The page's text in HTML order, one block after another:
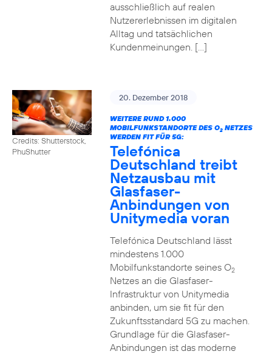
ausschließlich auf realen
Nutzererlebnissen im digitalen
Alltag und tatsächlichen
Kundenmeinungen. […]
Credits: Shutterstock,
PhuShutter
20. Dezember 2018
WEITERE RUND 1.000
MOBILFUNKSTANDORTE DES O2NETZES
WERDEN FIT FÜR 5G:
Telefónica
Deutschland treibt
Netzausbau mit
Glasfaser-
Anbindungen von
Unitymedia voran
Telefónica Deutschland lässt
mindestens 1.000
Mobilfunkstandorte seines O2
Netzes an die Glasfaser-
Infrastruktur von Unitymedia
anbinden, um sie fit für den
Zukunftsstandard 5G zu machen.
Grundlage für die Glasfaser-
Anbindungen ist das moderne